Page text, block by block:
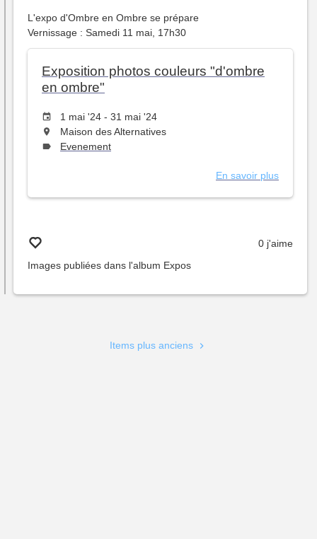
L'expo d'Ombre en Ombre se prépare
Vernissage : Samedi 11 mai, 17h30
Exposition photos couleurs "d'ombre
en ombre"
Date
de
l'évênement
1 mai '24 - 31 mai '24
L'événement
aura
Maison des Alternatives
This
Evenement
En savoir plus
en
0 j'aime
Images publiées dans l'album Expos
Items plus anciens